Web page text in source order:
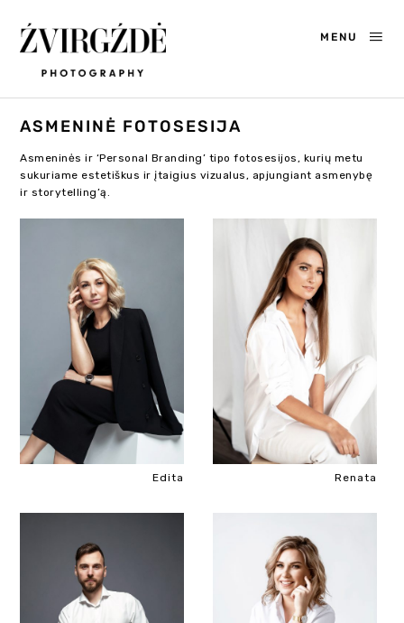
MENU
ASMENINĖ FOTOSESIJA
Asmeninės ir ‘Personal Branding’ tipo fotosesijos, kurių metu
sukuriame estetiškus ir įtaigius vizualus, apjungiant asmenybę
ir storytelling’ą.
Edita Renata